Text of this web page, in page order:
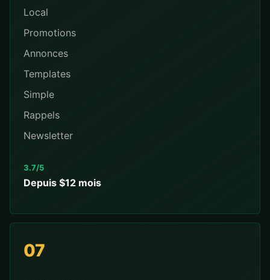
Local
Promotions
Annonces
Templates
Simple
Rappels
Newsletter
3.7/5
Depuis $12 mois
07